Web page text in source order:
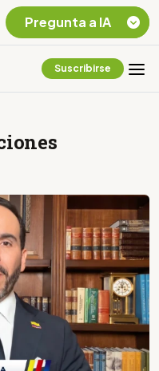
Suscribirse
Pregunta a IA
Listar destinos
¿En que consiste la
tasa minera que rige en
Ecuador?